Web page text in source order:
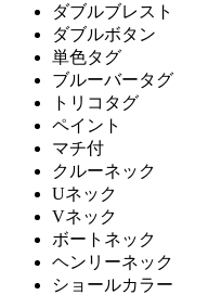
ダブルブレスト
ダブルボタン
単色タグ
ブルーバータグ
トリコタグ
ペイント
マチ付
クルーネック
Uネック
Vネック
ボートネック
ヘンリーネック
ショールカラー